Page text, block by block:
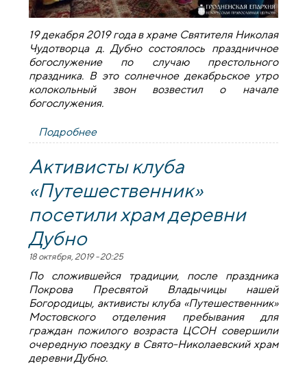
19 декабря 2019 года в храме Святителя Николая
Чудотворца д. Дубно состоялось праздничное
богослужение по случаю престольного
праздника. В это солнечное декабрьское утро
колокольный звон возвестил о начале
богослужения.
Подробнеео Престольный праздник храма деревни
Дубно
Активисты клуба
«Путешественник»
посетили храм деревни
Дубно
18 октября, 2019 - 20:25
По сложившейся традиции, после праздника
Покрова Пресвятой Владычицы нашей
Богородицы, активисты клуба «Путешественник»
Мостовского отделения пребывания для
граждан пожилого возраста ЦСОН совершили
очередную поездку в Свято-Николаевский храм
деревни Дубно.